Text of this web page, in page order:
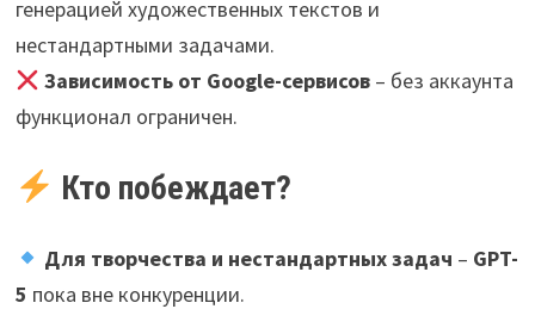
генерацией художественных текстов и
нестандартными задачами.
Зависимость от Google-сервисов – без аккаунта
функционал ограничен.
Кто побеждает?
Для творчества и нестандартных задач – GPT-
5 пока вне конкуренции.